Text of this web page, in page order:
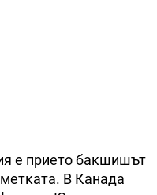
е прието бакшишът
В Канада